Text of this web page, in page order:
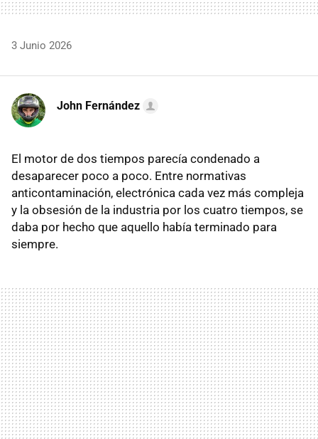
3 Junio 2026
John Fernández
El motor de dos tiempos parecía condenado a
desaparecer poco a poco. Entre normativas
anticontaminación, electrónica cada vez más compleja
y la obsesión de la industria por los cuatro tiempos, se
daba por hecho que aquello había terminado para
siempre.